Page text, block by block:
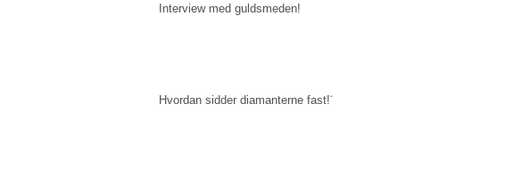
Interview med guldsmeden!
Hvordan sidder diamanterne fast!?